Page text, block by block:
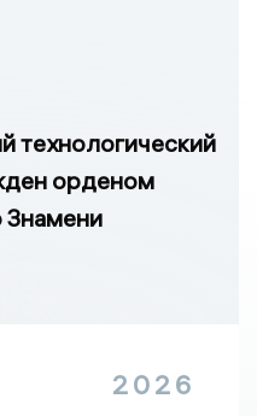
технологический
орденом
Знамени
2026